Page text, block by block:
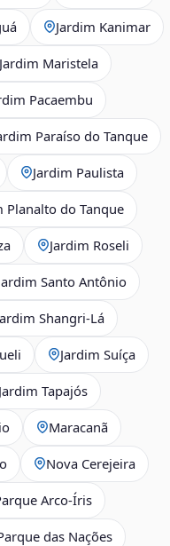
Jardim Kanimar
Jardim Maristela
Pacaembu
Paraíso do Tanque
Jardim Paulista
Planalto do Tanque
Jardim Roseli
Santo Antônio
Shangri-Lá
Jardim Suíça
Jardim Tapajós
Maracanã
Nova Cerejeira
Arco-Íris
das Nações